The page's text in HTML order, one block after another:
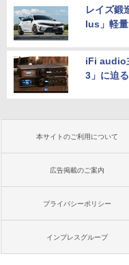
レイズ鍛
lus」軽
iFi audio
3」に迫る
本サイトのご利用について
広告掲載のご案内
プライバシーポリシー
インプレスグループ